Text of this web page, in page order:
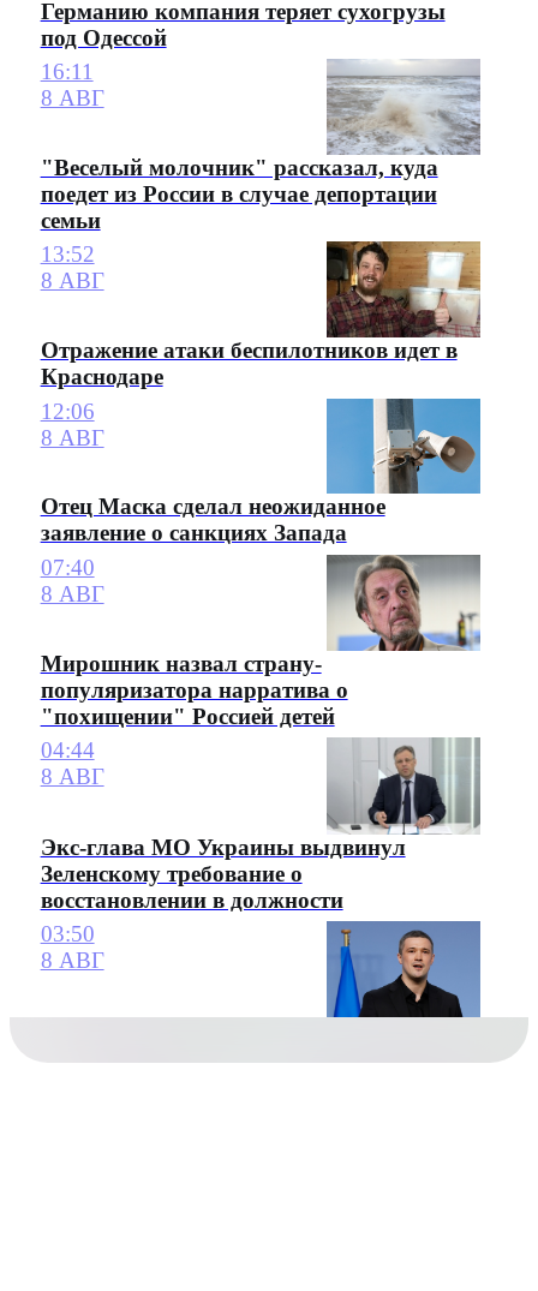
Германию компания теряет сухогрузы
под Одессой
16:11
8 АВГ
"Веселый молочник" рассказал, куда
поедет из России в случае депортации
семьи
13:52
8 АВГ
Отражение атаки беспилотников идет в
Краснодаре
12:06
8 АВГ
Отец Маска сделал неожиданное
заявление о санкциях Запада
07:40
8 АВГ
Мирошник назвал страну-
популяризатора нарратива о
"похищении" Россией детей
04:44
8 АВГ
Экс-глава МО Украины выдвинул
Зеленскому требование о
восстановлении в должности
03:50
8 АВГ